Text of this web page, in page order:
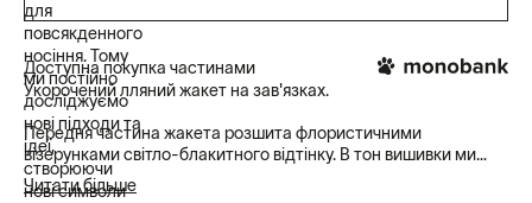
Доступна покупка частинами
Укорочений лляний жакет на зав'язках.
Передня частина жакета розшита флористичними
візерунками світло-блакитного відтінку. В тон вишивки ми
дібрали декоративні стрічки, які зав'язуються на бант.
Читати більше
для
повсякденного
носіння. Тому
ми постійно
досліджуємо
нові підходи та
ідеї,
створюючи
нові символи